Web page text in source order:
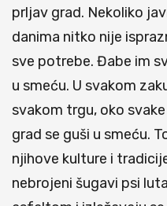
prljav grad. Nekoliko
danima nitko nije
sve potrebe. Đabe im
u smeću. U svakom
svakom trgu, oko
grad se guši u smeću.
njihove kulture i
nebrojeni šugavi psi